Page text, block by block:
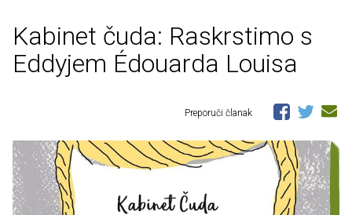
Kabinet čuda: Raskrstimo s
Eddyjem Édouarda Louisa
Preporuči članak